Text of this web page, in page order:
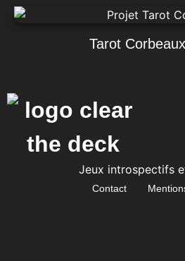
Tarot
Jeux introspectifs
Contact